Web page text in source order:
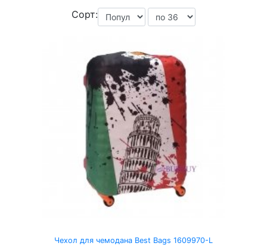
Сорт:
Чехол для чемодана Best Bags 1609970-L